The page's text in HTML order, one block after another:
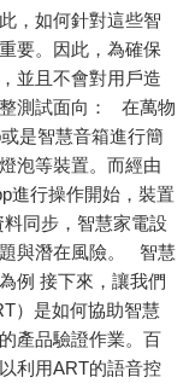
，如何針對這些智
要。因此，為確保
並且不會對用戶造
測試面向： 在萬物
是智慧音箱進行簡
泡等裝置。而經由
進行操作開始，裝置
同步，智慧家電設
與潛在風險。 智慧
例 接下來，讓我們
）是如何協助智慧
產品驗證作業。百
利用ART的語音控